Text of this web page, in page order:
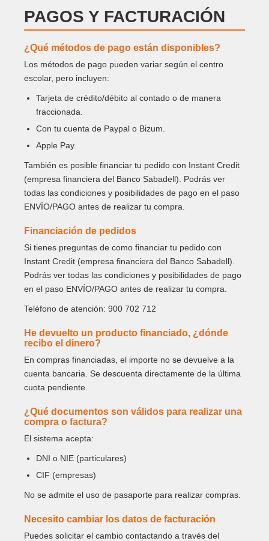
PAGOS Y FACTURACIÓN
¿Qué métodos de pago están disponibles?
Los métodos de pago pueden variar según el centro
escolar, pero incluyen:
Tarjeta de crédito/débito al contado o de manera
fraccionada.
Con tu cuenta de Paypal o Bizum.
Apple Pay.
También es posible financiar tu pedido con Instant Credit
(empresa financiera del Banco Sabadell). Podrás ver
todas las condiciones y posibilidades de pago en el paso
ENVÍO/PAGO antes de realizar tu compra.
Financiación de pedidos
Si tienes preguntas de como financiar tu pedido con
Instant Credit (empresa financiera del Banco Sabadell).
Podrás ver todas las condiciones y posibilidades de pago
en el paso ENVÍO/PAGO antes de realizar tu compra.
Teléfono de atención: 900 702 712
He devuelto un producto financiado, ¿dónde
recibo el dinero?
En compras financiadas, el importe no se devuelve a la
cuenta bancaria. Se descuenta directamente de la última
cuota pendiente.
¿Qué documentos son válidos para realizar una
compra o factura?
El sistema acepta:
DNI o NIE (particulares)
CIF (empresas)
No se admite el uso de pasaporte para realizar compras.
Necesito cambiar los datos de facturación
Puedes solicitar el cambio contactando a través del